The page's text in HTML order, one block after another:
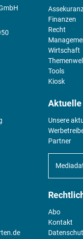
Finanzen
Recht
Wirtschaft
Tools
Kiosk
Unsere
Partner
Abo
Kontakt